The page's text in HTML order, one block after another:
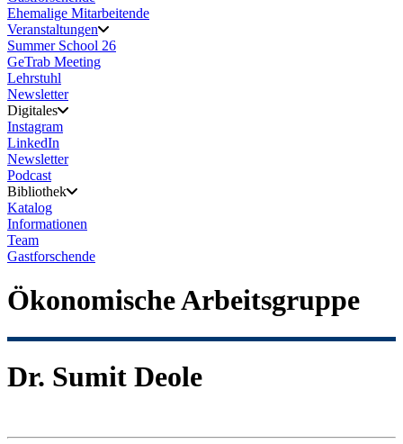
Ehemalige Mitarbeitende
Veranstaltungen
Summer School 26
GeTrab Meeting
Lehrstuhl
Newsletter
Digitales
Instagram
LinkedIn
Newsletter
Podcast
Bibliothek
Katalog
Informationen
Team
Gastforschende
Ökonomische Arbeitsgruppe
Dr. Sumit Deole